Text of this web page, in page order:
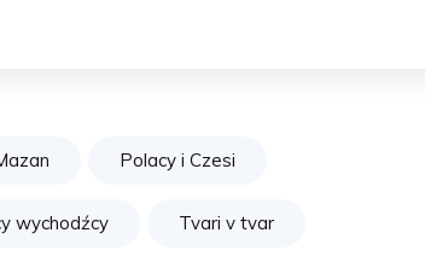
Polacy i Czesi
wychodźcy Tvari v tvar